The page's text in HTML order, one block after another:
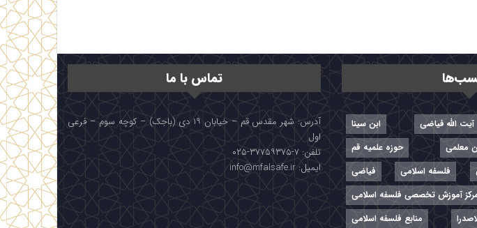
آیت الله فیاضی
ابن سینا
معلمی
حوزه علمیه قم
فلسفه اسلامی
فیاضی
آموزش تخصصی فلسفه اسلامی
منابع فلسفه اسلامی
تماس با ما
آدرس: شهر مقدس قم – خیابان ۱۹ دی (باجک) – کوچه سوم – فرعی
اول
تلفن: ۷-۳۷۷۵۹۳۷۵-۰۲۵
ایمیل: info@mfalsafe.ir